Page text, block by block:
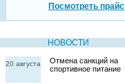
Посмотреть прайс
НОВОСТИ
20 августа
Отмена санкций на
спортивное питание